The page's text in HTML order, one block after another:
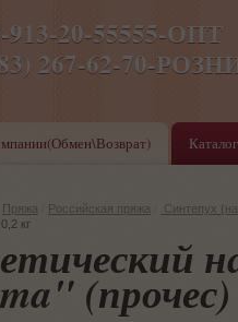
913-20-55555-ОПТ
267-62-70-
8-17,СБ-ВС 9-17
Каталог
Пряжа Российская пряжа Синтепух
кг
(прочес)